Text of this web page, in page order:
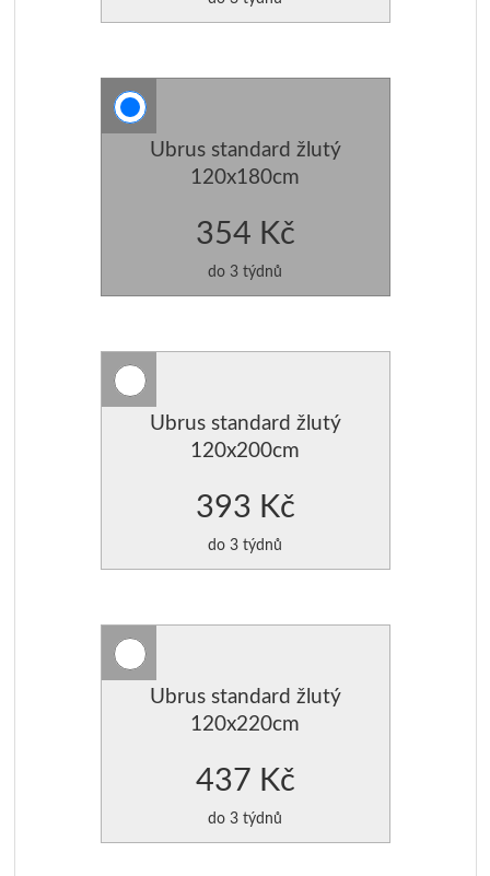
Ubrus standard žlutý
120x180cm
354 Kč
do 3 týdnů
Ubrus standard žlutý
120x200cm
393 Kč
do 3 týdnů
Ubrus standard žlutý
120x220cm
437 Kč
do 3 týdnů